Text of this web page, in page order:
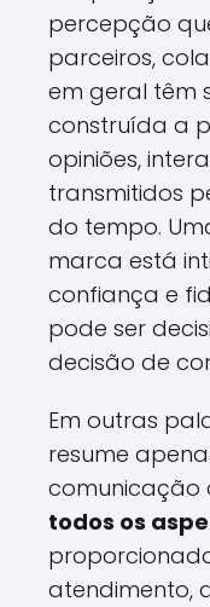
percepção
parceiros,
em geral têm
construída a
opiniões,
transmitidos
do tempo.
marca está
confiança e
pode ser
decisão de
Em outras
resume
comunicação
todos os
atendimento,